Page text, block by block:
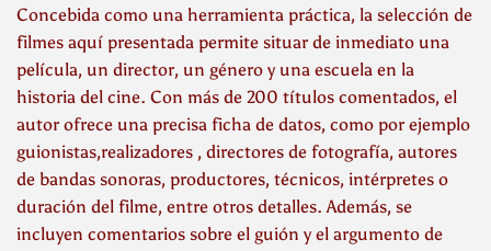
Concebida como una herramienta práctica, la selección de
filmes aquí presentada permite situar de inmediato una
película, un director, un género y una escuela en la
historia del cine. Con más de 200 títulos comentados, el
autor ofrece una precisa ficha de datos, como por ejemplo
guionistas,realizadores , directores de fotografía, autores
de bandas sonoras, productores, técnicos, intérpretes o
duración del filme, entre otros detalles. Además, se
incluyen comentarios sobre el guión y el argumento de